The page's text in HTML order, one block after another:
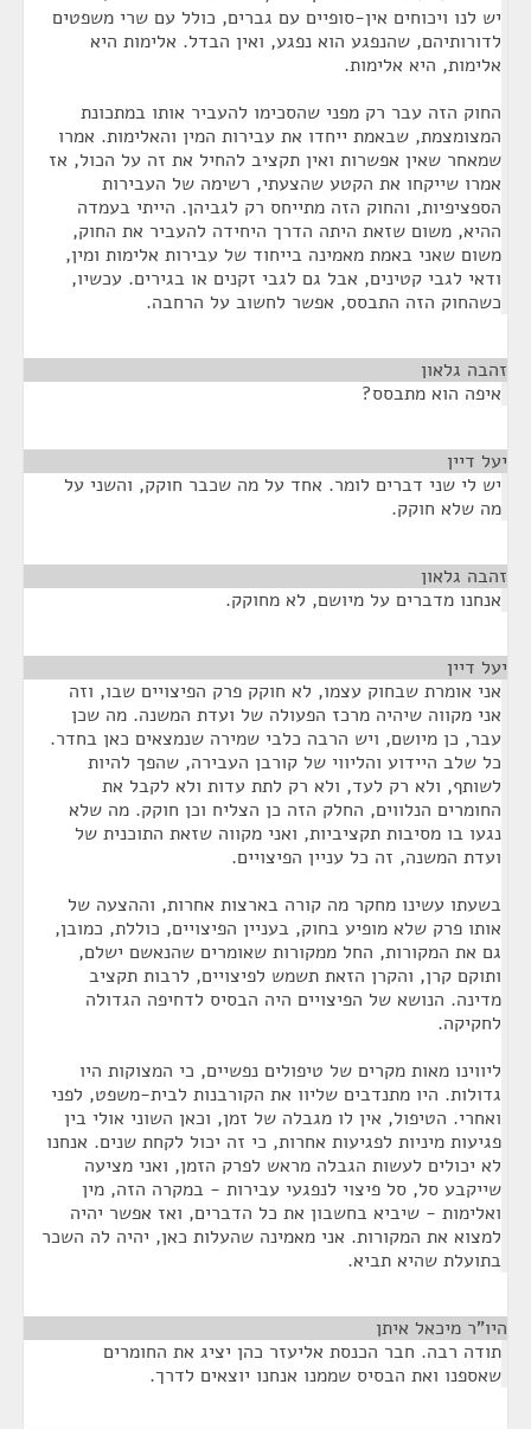
יש לנו ויכוחים אין-סופיים עם גברים, כולל עם שרי משפטים
לדורותיהם, שהנפגע הוא נפגע, ואין הבדל. אלימות היא
אלימות, היא אלימות.
החוק הזה עבר רק מפני שהסכימו להעביר אותו במתכונת
המצומצמת, שבאמת ייחדו את עבירות המין והאלימות. אמרו
שמאחר שאין אפשרות ואין תקציב להחיל את זה על הכול, אז
אמרו שייקחו את הקטע שהצעתי, רשימה של העבירות
הספציפיות, והחוק הזה מתייחס רק לגביהן. הייתי בעמדה
ההיא, משום שזאת היתה הדרך היחידה להעביר את החוק,
משום שאני באמת מאמינה בייחוד של עבירות אלימות ומין,
ודאי לגבי קטינים, אבל גם לגבי זקנים או בגירים. עכשיו,
כשהחוק הזה התבסס, אפשר לחשוב על הרחבה.
זהבה גלאון
איפה הוא מתבסס?
יעל דיין
יש לי שני דברים לומר. אחד על מה שכבר חוקק, והשני על
מה שלא חוקק.
זהבה גלאון
אנחנו מדברים על מיושם, לא מחוקק.
יעל דיין
אני אומרת שבחוק עצמו, לא חוקק פרק הפיצויים שבו, וזה
אני מקווה שיהיה מרכז הפעולה של ועדת המשנה. מה שכן
עבר, כן מיושם, ויש הרבה כלבי שמירה שנמצאים כאן בחדר.
כל שלב היידוע והליווי של קורבן העבירה, שהפך להיות
לשותף, ולא רק לעד, ולא רק לתת עדות ולא לקבל את
החומרים הנלווים, החלק הזה כן הצליח וכן חוקק. מה שלא
נגעו בו מסיבות תקציביות, ואני מקווה שזאת התוכנית של
ועדת המשנה, זה כל עניין הפיצויים.
בשעתו עשינו מחקר מה קורה בארצות אחרות, וההצעה של
אותו פרק שלא מופיע בחוק, בעניין הפיצויים, כוללת, כמובן,
גם את המקורות, החל ממקורות שאומרים שהנאשם ישלם,
ותוקם קרן, והקרן הזאת תשמש לפיצויים, לרבות תקציב
מדינה. הנושא של הפיצויים היה הבסיס לדחיפה הגדולה
לחקיקה.
ליווינו מאות מקרים של טיפולים נפשיים, כי המצוקות היו
גדולות. היו מתנדבים שליוו את הקורבנות לבית-משפט, לפני
ואחרי. הטיפול, אין לו מגבלה של זמן, וכאן השוני אולי בין
פגיעות מיניות לפגיעות אחרות, כי זה יכול לקחת שנים. אנחנו
לא יכולים לעשות הגבלה מראש לפרק הזמן, ואני מציעה
שייקבע סל, סל פיצוי לנפגעי עבירות - במקרה הזה, מין
ואלימות - שיביא בחשבון את כל הדברים, ואז אפשר יהיה
למצוא את המקורות. אני מאמינה שהעלות כאן, יהיה לה השכר
בתועלת שהיא תביא.
היו"ר מיכאל איתן
תודה רבה. חבר הכנסת אליעזר כהן יציג את החומרים
שאספנו ואת הבסיס שממנו אנחנו יוצאים לדרך.